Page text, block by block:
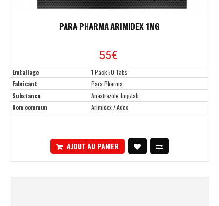
PARA PHARMA ARIMIDEX 1MG
55€
Emballage
1 Pack 50 Tabs
Fabricant
Para Pharma
Substance
Anastrazole 1mg/tab
Nom commun
Arimidex / Adex
AJOUT AU PANIER